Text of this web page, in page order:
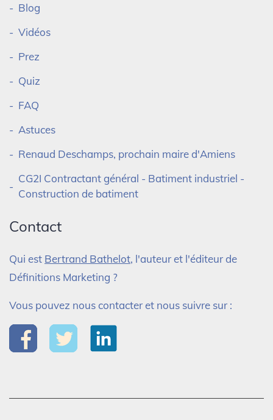
Blog
Vidéos
Prez
Quiz
FAQ
Astuces
Renaud Deschamps, prochain maire d'Amiens
CG2I Contractant général - Batiment industriel -
Construction de batiment
Contact
Qui est Bertrand Bathelot, l'auteur et l'éditeur de
Définitions Marketing ?
Vous pouvez nous contacter et nous suivre sur :